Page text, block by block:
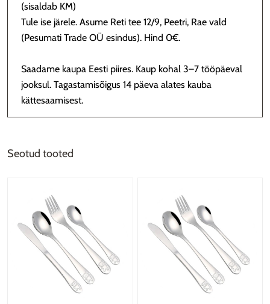
(sisaldab KM)
Tule ise järele. Asume Reti tee 12/9, Peetri, Rae vald
(Pesumati Trade OÜ esindus). Hind 0€.
Saadame kaupa Eesti piires. Kaup kohal 3–7 tööpäeval
jooksul. Tagastamisõigus 14 päeva alates kauba
kättesaamisest.
Seotud tooted